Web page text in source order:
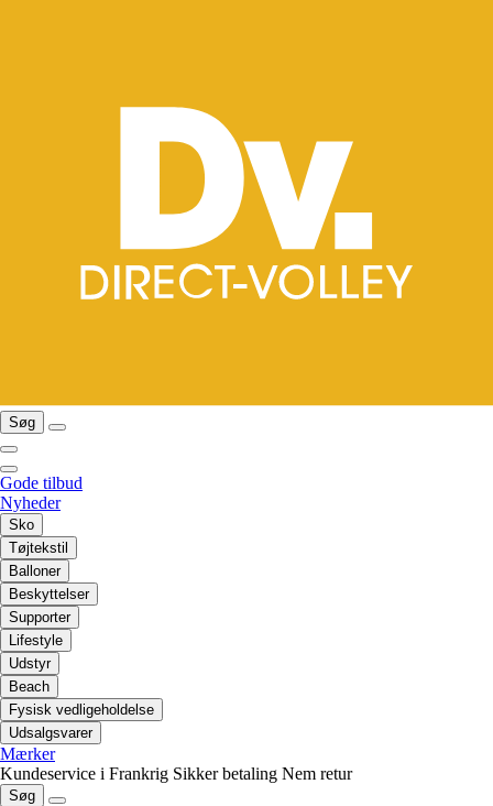
Søg
Gode tilbud
Nyheder
Sko
Tøjtekstil
Balloner
Beskyttelser
Supporter
Lifestyle
Udstyr
Beach
Fysisk vedligeholdelse
Udsalgsvarer
Mærker
Kundeservice i Frankrig Sikker betaling Nem retur
Søg